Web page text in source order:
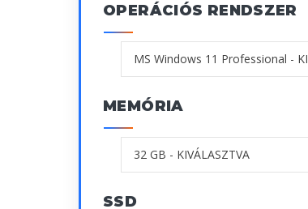
OPERÁCIÓS RENDSZER
MEMÓRIA
SSD